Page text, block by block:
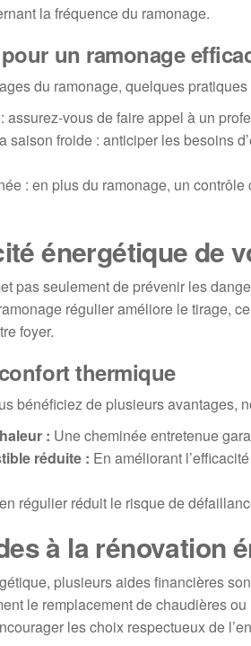
la fréquence du ramonage.
un ramonage
du ramonage, quelques
vous de faire appel à un
saison froide : anticiper les besoins
: en plus du ramonage, un
énergétique de
pas seulement de prévenir les
régulier améliore le tirage,
foyer.
thermique
bénéficiez de plusieurs avantages,
: Une cheminée entretenue
réduite : En améliorant
régulier réduit le risque de
à la rénovation
plusieurs aides financières
le remplacement de chaudières
les choix respectueux de